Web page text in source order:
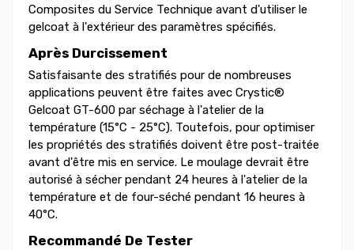
Composites du Service Technique avant d'utiliser le
gelcoat à l'extérieur des paramètres spécifiés.
Après Durcissement
Satisfaisante des stratifiés pour de nombreuses
applications peuvent être faites avec Crystic®
Gelcoat GT-600 par séchage à l'atelier de la
température (15°C - 25°C). Toutefois, pour optimiser
les propriétés des stratifiés doivent être post-traitée
avant d'être mis en service. Le moulage devrait être
autorisé à sécher pendant 24 heures à l'atelier de la
température et de four-séché pendant 16 heures à
40°C.
Recommandé De Tester